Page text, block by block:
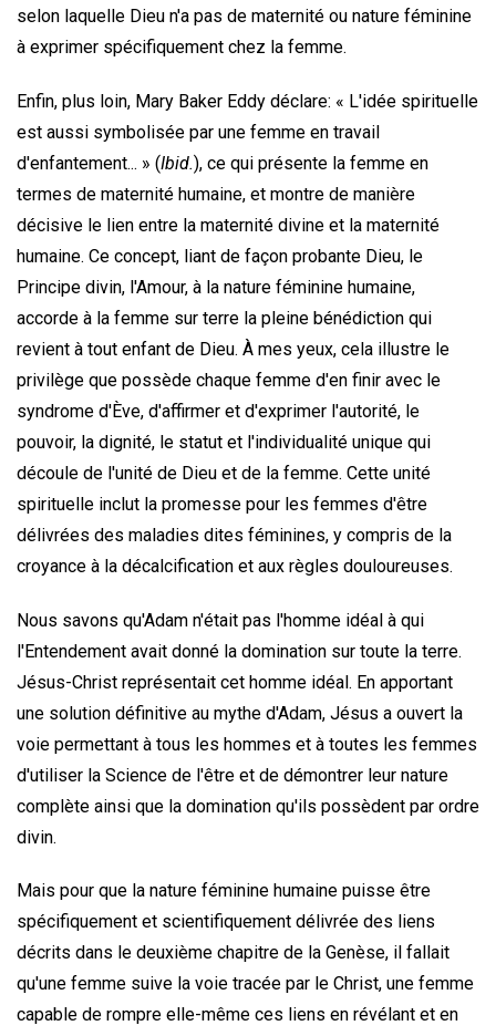
selon laquelle Dieu n'a pas de maternité ou nature féminine
à exprimer spécifiquement chez la femme.
Enfin, plus loin, Mary Baker Eddy déclare: « L'idée spirituelle
est aussi symbolisée par une femme en travail
d'enfantement... » (Ibid.), ce qui présente la femme en
termes de maternité humaine, et montre de manière
décisive le lien entre la maternité divine et la maternité
humaine. Ce concept, liant de façon probante Dieu, le
Principe divin, l'Amour, à la nature féminine humaine,
accorde à la femme sur terre la pleine bénédiction qui
revient à tout enfant de Dieu. À mes yeux, cela illustre le
privilège que possède chaque femme d'en finir avec le
syndrome d'Ève, d'affirmer et d'exprimer l'autorité, le
pouvoir, la dignité, le statut et l'individualité unique qui
découle de l'unité de Dieu et de la femme. Cette unité
spirituelle inclut la promesse pour les femmes d'être
délivrées des maladies dites féminines, y compris de la
croyance à la décalcification et aux règles douloureuses.
Nous savons qu'Adam n'était pas l'homme idéal à qui
l'Entendement avait donné la domination sur toute la terre.
Jésus-Christ représentait cet homme idéal. En apportant
une solution définitive au mythe d'Adam, Jésus a ouvert la
voie permettant à tous les hommes et à toutes les femmes
d'utiliser la Science de l'être et de démontrer leur nature
complète ainsi que la domination qu'ils possèdent par ordre
divin.
Mais pour que la nature féminine humaine puisse être
spécifiquement et scientifiquement délivrée des liens
décrits dans le deuxième chapitre de la Genèse, il fallait
qu'une femme suive la voie tracée par le Christ, une femme
capable de rompre elle-même ces liens en révélant et en